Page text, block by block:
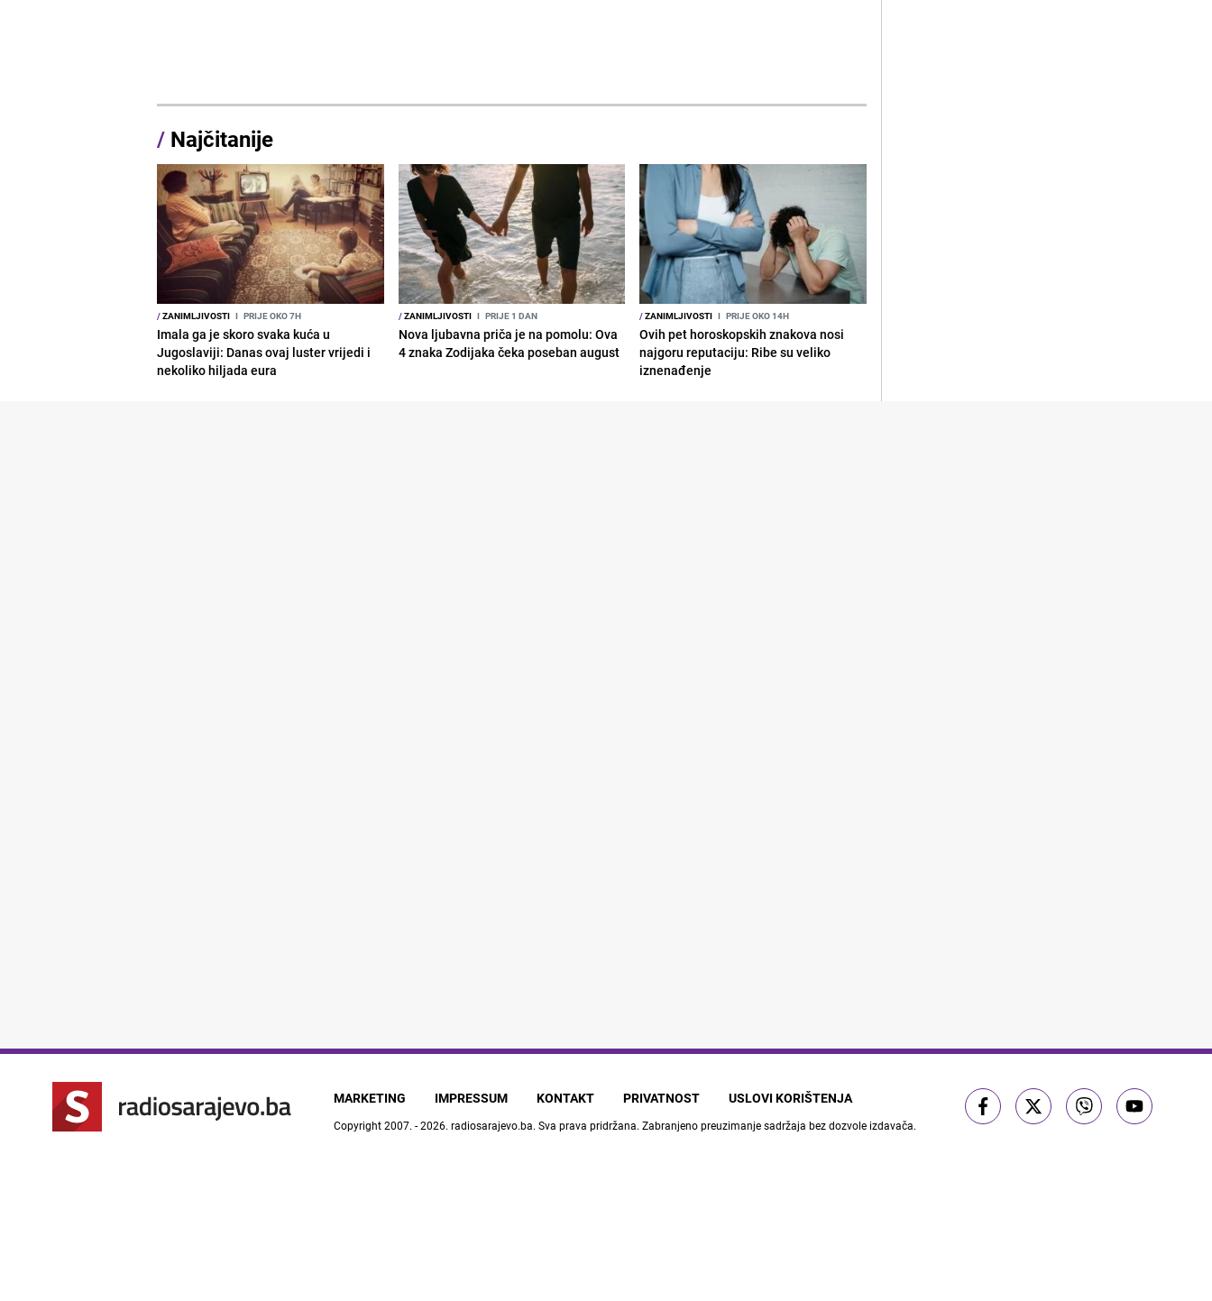
/ Najčitanije
/ZANIMLJIVOSTI I PRIJE OKO 7H
Imala ga je skoro svaka kuća u
Jugoslaviji: Danas ovaj luster vrijedi i
nekoliko hiljada eura
/ZANIMLJIVOSTI I PRIJE 1 DAN
Nova ljubavna priča je na pomolu: Ova
4 znaka Zodijaka čeka poseban august
/ZANIMLJIVOSTI I PRIJE OKO 14H
Ovih pet horoskopskih znakova nosi
najgoru reputaciju: Ribe su veliko
iznenađenje
MARKETING IMPRESSUM KONTAKT PRIVATNOST USLOVI KORIŠTENJA
Copyright 2007. - 2026. radiosarajevo.ba. Sva prava pridržana. Zabranjeno preuzimanje sadržaja bez dozvole izdavača.